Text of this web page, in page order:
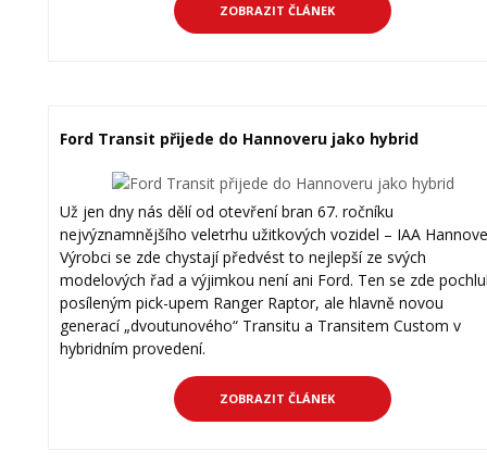
ZOBRAZIT ČLÁNEK
Ford Transit přijede do Hannoveru jako hybrid
Už jen dny nás dělí od otevření bran 67. ročníku
nejvýznamnějšího veletrhu užitkových vozidel – IAA
Výrobci se zde chystají předvést to nejlepší ze svých
modelových řad a výjimkou není ani Ford. Ten se zde
posíleným pick-upem Ranger Raptor, ale hlavně novou
generací „dvoutunového“ Transitu a Transitem Custom v
hybridním provedení.
ZOBRAZIT ČLÁNEK